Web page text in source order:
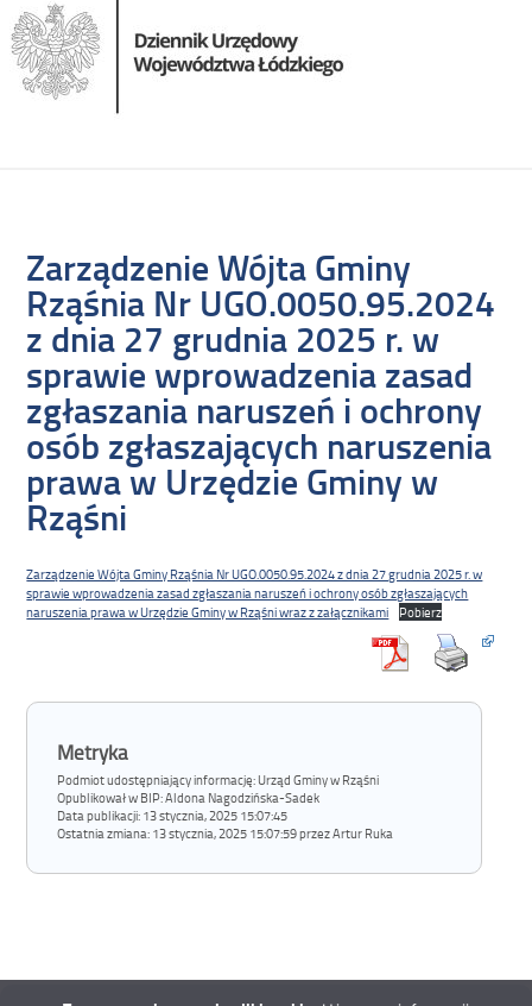
Zarządzenie Wójta Gminy
Rząśnia Nr UGO.0050.95.2024
z dnia 27 grudnia 2025 r. w
sprawie wprowadzenia zasad
zgłaszania naruszeń i ochrony
osób zgłaszających naruszenia
prawa w Urzędzie Gminy w
Rząśni
Zarządzenie Wójta Gminy Rząśnia Nr UGO.0050.95.2024 z dnia 27 grudnia 2025 r. w
sprawie wprowadzenia zasad zgłaszania naruszeń i ochrony osób zgłaszających
naruszenia prawa w Urzędzie Gminy w Rząśni wraz z załącznikami
Pobierz
Metryka
Podmiot udostępniający informację: Urząd Gminy w Rząśni
Opublikował w BIP:Aldona Nagodzińska-Sadek
Data publikacji: 13 stycznia, 2025 15:07:45
Ostatnia zmiana: 13 stycznia, 2025 15:07:59 przez Artur Ruka